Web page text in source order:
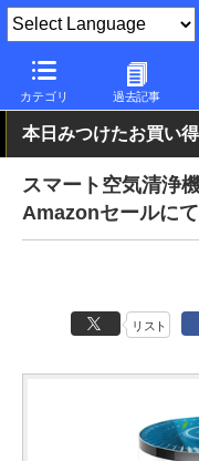
カテゴリ 過去記事
PC Watch 半導体/周辺機器
本日みつけたお買い
スマート空気清浄
Amazonセールにて
リスト